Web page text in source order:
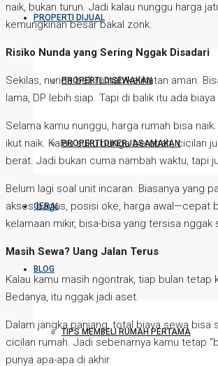
PROPERTI DIJUAL
PROPERTI DISEWAKAN
PROPERTI DIKERJASAMAKAN
GERAI
BLOG
TIPS MEMBELI RUMAH PERTAMA
naik, bukan turun. Jadi kalau nunggu harga
kemungkinan besar bakal zonk.
Risiko Nunda yang Sering Nggak Disadari
Sekilas, nunda beli rumah kelihatan aman.
lama, DP lebih siap. Tapi di balik itu ada biaya
Selama kamu nunggu, harga rumah bisa
ikut naik. Kalau suku bunga berubah, cicilan
berat. Jadi bukan cuma nambah waktu, tapi
Belum lagi soal unit incaran. Biasanya yang
akses bagus, posisi oke, harga awal—cepat
kelamaan mikir, bisa-bisa yang tersisa nggak
Masih Sewa? Uang Jalan Terus
Kalau kamu masih ngontrak, tiap bulan tetap
Bedanya, itu nggak jadi aset.
Dalam jangka panjang, total biaya sewa bisa
cicilan rumah. Jadi sebenarnya kamu tetap
punya apa-apa di akhir.